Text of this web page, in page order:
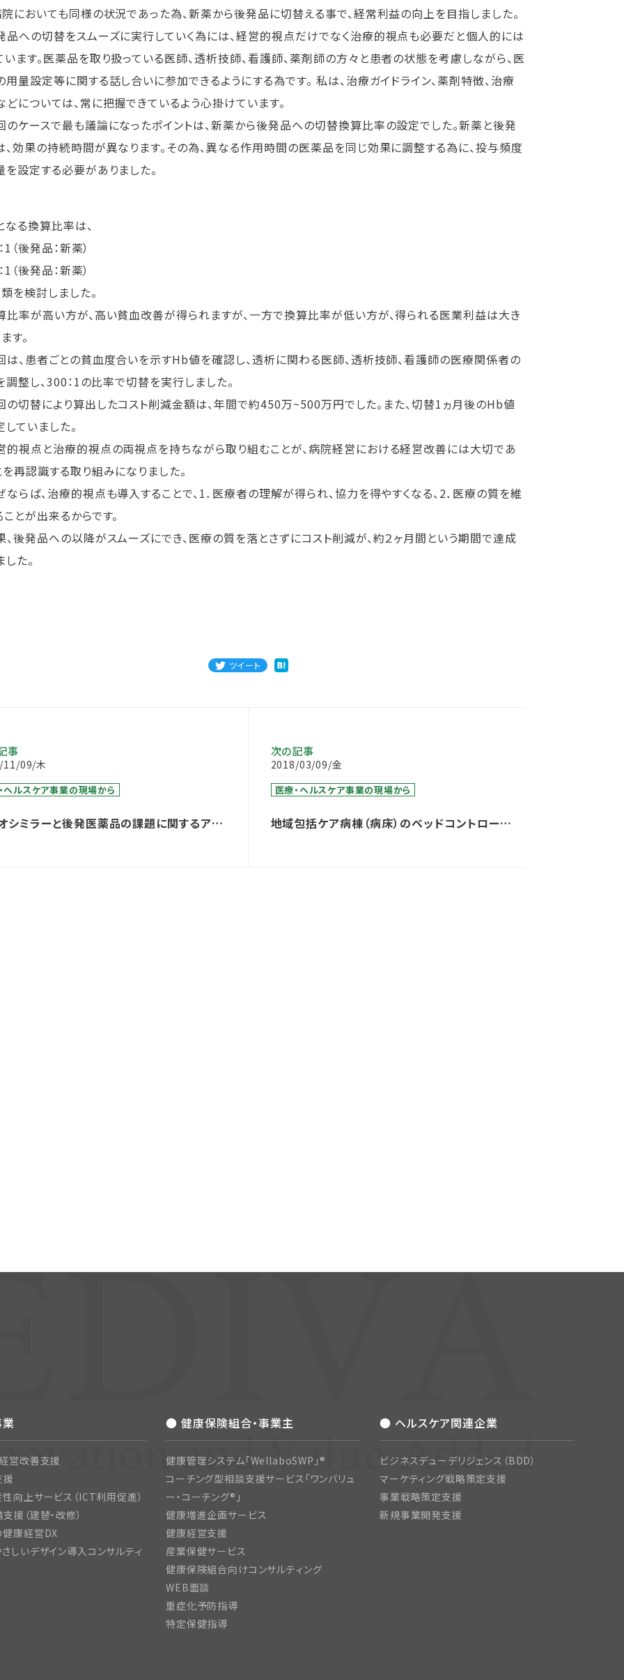
においても同様の状況であった為、新薬から後発品に切替える事で、経常利益の向上を目指しました。
への切替をスムーズに実行していく為には、経営的視点だけでなく治療的視点も必要だと個人的には
います。医薬品を取り扱っている医師、透析技師、看護師、薬剤師の方々と患者の状態を考慮しながら、医
用量設定等に関する話し合いに参加できるようにする為です。 私は、治療ガイドライン、薬剤特徴、治療
どについては、常に把握できているよう心掛けています。
ケースで最も議論になったポイントは、新薬から後発品への切替換算比率の設定でした。新薬と後発
、効果の持続時間が異なります。その為、異なる作用時間の医薬品を同じ効果に調整する為に、投与頻度
を設定する必要がありました。
なる換算比率は、
1（後発品：新薬）
1（後発品：新薬）
を検討しました。
率が高い方が、高い貧血改善が得られますが、一方で換算比率が低い方が、得られる医業利益は大き
す。
、患者ごとの貧血度合いを示すHb値を確認し、透析に関わる医師、透析技師、看護師の医療関係者の
調整し、300：1の比率で切替を実行しました。
切替により算出したコスト削減金額は、年間で約450万~500万円でした。また、切替1ヵ月後のHb値
ていました。
視点と治療的視点の両視点を持ちながら取り組むことが、病院経営における経営改善には大切であ
を再認識する取り組みになりました。
らば、治療的視点も導入することで、1．医療者の理解が得られ、協力を得やすくなる、2．医療の質を維
とが出来るからです。
後発品への以降がスムーズにでき、医療の質を落とさずにコスト削減が、約２ヶ月間という期間で達成
た。
ツイート
事
11/09/木
ヘルスケア事業の現場から
シミラーと後発医薬品の課題に関するアン
次の記事
2018/03/09/金
医療・ヘルスケア事業の現場から
地域包括ケア病棟（病床）のベッドコントロール
営改善支援
援
向上サービス（ICT利用促進）
援（建替・改修）
康経営DX
しいデザイン導入コンサルティ
● 健康保険組合・事業主
健康管理システム「WellaboSWP」®
コーチング型相談支援サービス「ワンバリュ
ー・コーチング®」
健康増進企画サービス
健康経営支援
産業保健サービス
健康保険組合向けコンサルティング
WEB面談
重症化予防指導
特定保健指導
● ヘルスケア関連企業
ビジネスデューデリジェンス（BDD）
マーケティング戦略策定支援
事業戦略策定支援
新規事業開発支援